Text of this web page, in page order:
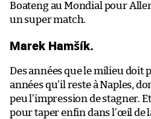
Boateng au Mondial pour
un super match.
Marek Hamšík.
Des années que le milieu doit
années qu’il reste à Naples,
peu l’impression de stagner.
pour taper enfin dans l’œil de